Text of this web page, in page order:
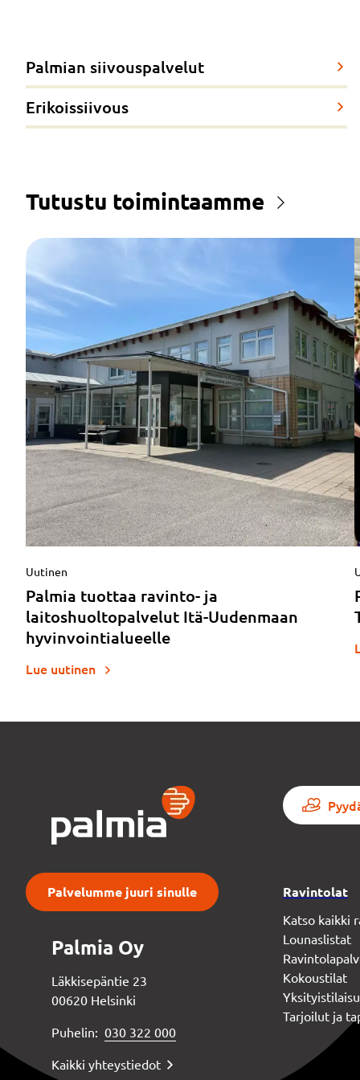
Palmian siivouspalvelut
Erikoissiivous
Tutustu toimintaamme
Uutinen
Palmia tuottaa ravinto- ja
laitoshuoltopalvelut Itä-Uudenmaan
hyvinvointialueelle
Lue uutinen
Palvelumme juuri sinulle
Palmia Oy
Läkkisepäntie 23
00620 Helsinki
Puhelin: 030 322 000
Kaikki yhteystiedot
Ravintolat
Katso kaikki
Lounaslistat
Kokoustilat
Tarjoilut ja